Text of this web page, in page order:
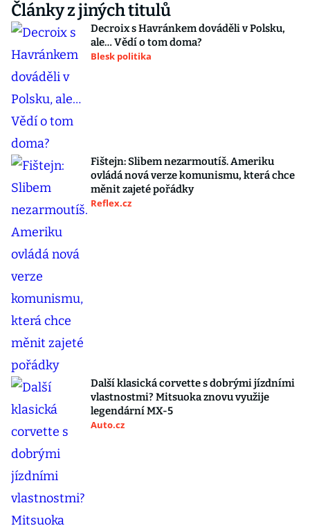
Články z jiných titulů
Decroix s Havránkem dováděli v Polsku,
ale… Vědí o tom doma?
Blesk politika
Fištejn: Slibem nezarmoutíš. Ameriku
ovládá nová verze komunismu, která chce
měnit zajeté pořádky
Reflex.cz
Další klasická corvette s dobrými jízdními
vlastnostmi? Mitsuoka znovu využije
legendární MX-5
Auto.cz